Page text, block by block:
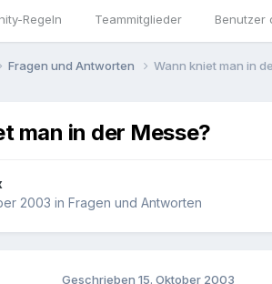
Regeln Teammitglieder Benutzer
Fragen und Antworten Wann kniet man in
man in der Messe?
2003 in Fragen und Antworten
Geschrieben 15. Oktober 2003